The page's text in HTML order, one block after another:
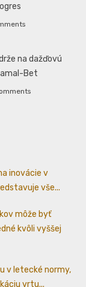
na dažďovú
Bet
inovácie v
vše...
môže byť
kvôli vyššej
v letecké normy,
vrtu...